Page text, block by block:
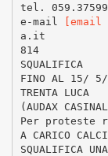
tel.
e-mail
[email
a.it
814
SQUALIFICA
FINO AL 15/ 5/
TRENTA LUCA
(AUDAX
Per
A CARICO
SQUALIFICA